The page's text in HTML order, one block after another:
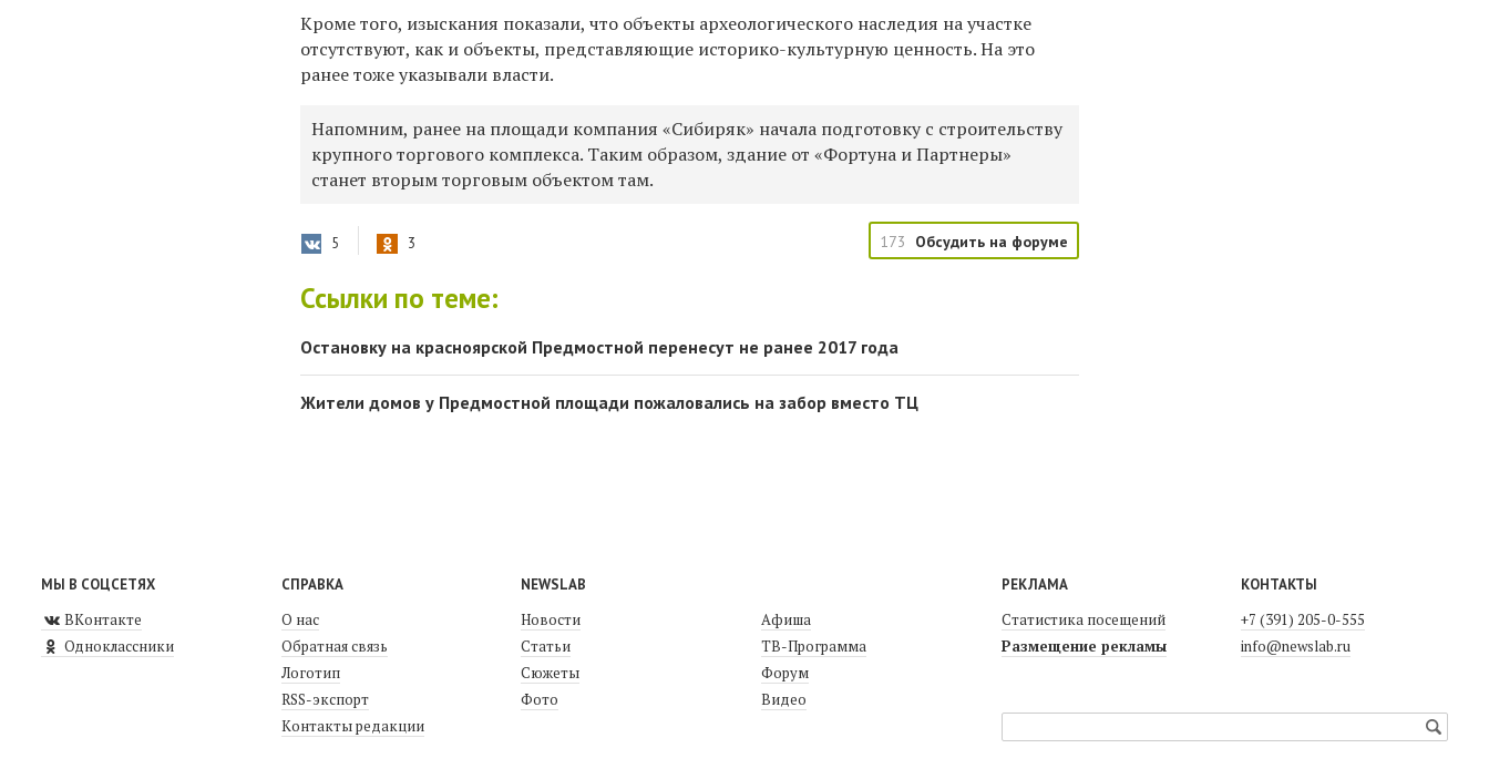
Кроме того, изыскания показали, что объекты археологического наследия на участке
отсутствуют, как и объекты, представляющие историко-культурную ценность. На это
ранее тоже указывали власти.
Напомним, ранее на площади компания «Сибиряк» начала подготовку с строительству
крупного торгового комплекса. Таким образом, здание от «Фортуна и Партнеры»
станет вторым торговым объектом там.
5 3 173 Обсудить на форуме
Ссылки по теме:
Остановку на красноярской Предмостной перенесут не ранее 2017 года
Жители домов у Предмостной площади пожаловались на забор вместо ТЦ
МЫ В СОЦСЕТЯХ
ВКонтакте
Одноклассники
СПРАВКА
О нас
Обратная связь
Логотип
RSS-экспорт
Контакты редакции
NEWSLAB
Новости
Статьи
Сюжеты
Фото
Афиша
ТВ-Программа
Форум
Видео
РЕКЛАМА
Статистика посещений
Размещение рекламы
КОНТАКТЫ
+7 (391) 205-0-555
info@newslab.ru